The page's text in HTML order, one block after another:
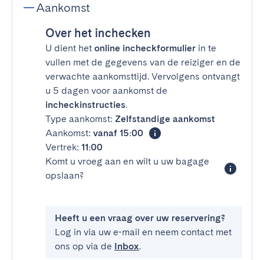
Aankomst
Over het inchecken
U dient het online incheckformulier in te
vullen met de gegevens van de reiziger en de
verwachte aankomsttijd. Vervolgens ontvangt
u 5 dagen voor aankomst de
incheckinstructies.
Type aankomst: Zelfstandige aankomst
Aankomst: vanaf 15:00
Vertrek: 11:00
Komt u vroeg aan en wilt u uw bagage
opslaan?
Heeft u een vraag over uw reservering?
Log in via uw e-mail en neem contact met
ons op via de Inbox.